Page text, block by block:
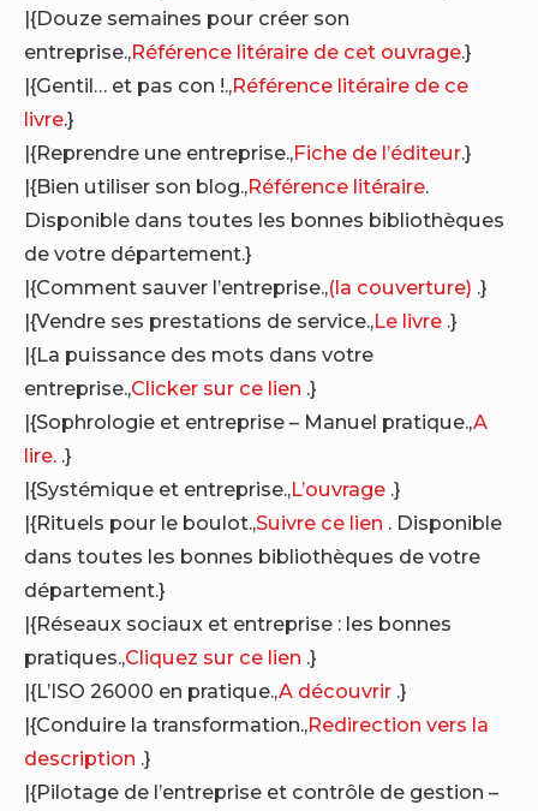
|{Douze semaines pour créer son
entreprise.,Référence litéraire de cet ouvrage.}
|{Gentil… et pas con !.,Référence litéraire de ce
livre.}
|{Reprendre une entreprise.,Fiche de l’éditeur.}
|{Bien utiliser son blog.,Référence litéraire.
Disponible dans toutes les bonnes bibliothèques
de votre département.}
|{Comment sauver l’entreprise.,(la couverture) .}
|{Vendre ses prestations de service.,Le livre .}
|{La puissance des mots dans votre
entreprise.,Clicker sur ce lien .}
|{Sophrologie et entreprise – Manuel pratique.,A
lire. .}
|{Systémique et entreprise.,L’ouvrage .}
|{Rituels pour le boulot.,Suivre ce lien . Disponible
dans toutes les bonnes bibliothèques de votre
département.}
|{Réseaux sociaux et entreprise : les bonnes
pratiques.,Cliquez sur ce lien .}
|{L’ISO 26000 en pratique.,A découvrir .}
|{Conduire la transformation.,Redirection vers la
description .}
|{Pilotage de l’entreprise et contrôle de gestion –